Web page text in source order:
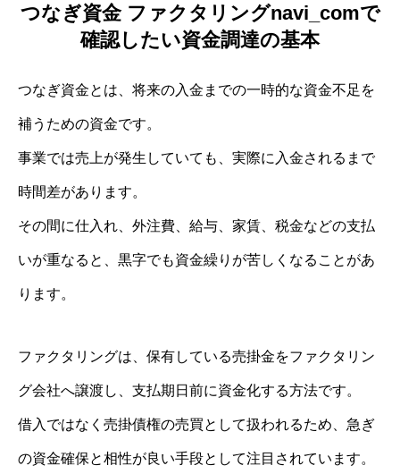
つなぎ資金 ファクタリングnavi_comで
確認したい資金調達の基本
つなぎ資金とは、将来の入金までの一時的な資金不足を
補うための資金です。
事業では売上が発生していても、実際に入金されるまで
時間差があります。
その間に仕入れ、外注費、給与、家賃、税金などの支払
いが重なると、黒字でも資金繰りが苦しくなることがあ
ります。
ファクタリングは、保有している売掛金をファクタリン
グ会社へ譲渡し、支払期日前に資金化する方法です。
借入ではなく売掛債権の売買として扱われるため、急ぎ
の資金確保と相性が良い手段として注目されています。